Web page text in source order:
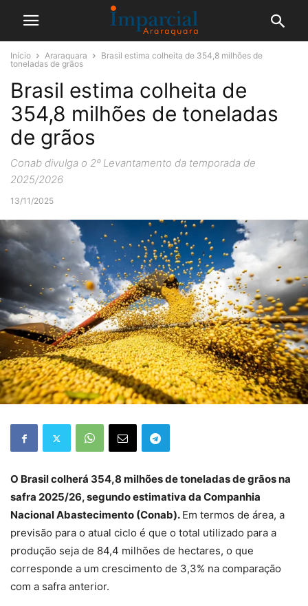
Início Araraquara
Brasil estima colheita de 354,8 milhões de
toneladas de grãos
Brasil estima colheita de
354,8 milhões de toneladas
de grãos
Conab divulga o 2º Levantamento da temporada de
2025/2026
13/11/2025
O Brasil colherá 354,8 milhões de toneladas de grãos na
safra 2025/26, segundo estimativa da Companhia
Nacional Abastecimento (Conab). Em termos de área, a
previsão para o atual ciclo é que o total utilizado para a
produção seja de 84,4 milhões de hectares, o que
corresponde a um crescimento de 3,3% na comparação
com a safra anterior.